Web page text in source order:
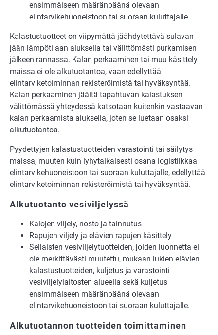
ensimmäiseen määränpäänä olevaan
elintarvikehuoneistoon tai suoraan kuluttajalle.
Kalastustuotteet on viipymättä jäähdytettävä sulavan
jään lämpötilaan aluksella tai välittömästi purkamisen
jälkeen rannassa. Kalan perkaaminen tai muu käsittely
maissa ei ole alkutuotantoa, vaan edellyttää
elintarviketoiminnan rekisteröimistä tai hyväksyntää.
Kalan perkaaminen jäältä tapahtuvan kalastuksen
välittömässä yhteydessä katsotaan kuitenkin vastaavan
kalan perkaamista aluksella, joten se luetaan osaksi
alkutuotantoa.
Pyydettyjen kalastustuotteiden varastointi tai säilytys
maissa, muuten kuin lyhytaikaisesti osana logistiikkaa
elintarvikehuoneistoon tai suoraan kuluttajalle, edellyttää
elintarviketoiminnan rekisteröimistä tai hyväksyntää.
Alkutuotanto vesiviljelyssä
Kalojen viljely, nosto ja tainnutus
Rapujen viljely ja elävien rapujen käsittely
Sellaisten vesiviljelytuotteiden, joiden luonnetta ei
ole merkittävästi muutettu, mukaan lukien elävien
kalastustuotteiden, kuljetus ja varastointi
vesiviljelylaitosten alueella sekä kuljetus
ensimmäiseen määränpäänä olevaan
elintarvikehuoneistoon tai suoraan kuluttajalle.
Alkutuotannon tuotteiden toimittaminen